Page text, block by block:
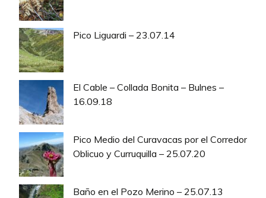
Pico Liguardi – 23.07.14
El Cable – Collada Bonita – Bulnes –
16.09.18
Pico Medio del Curavacas por el Corredor
Oblicuo y Curruquilla – 25.07.20
Baño en el Pozo Merino – 25.07.13